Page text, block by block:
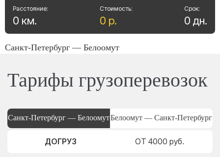
Стоимость:
0 р.
Расстояние:
0 км.
Срок:
0 дн.
Санкт-Петербург — Белоомут
Тарифы грузоперевозок
Санкт-Петербург — БелоомутБелоомут — Санкт-Петербург
ДОГРУЗ ОТ 4000 руб.